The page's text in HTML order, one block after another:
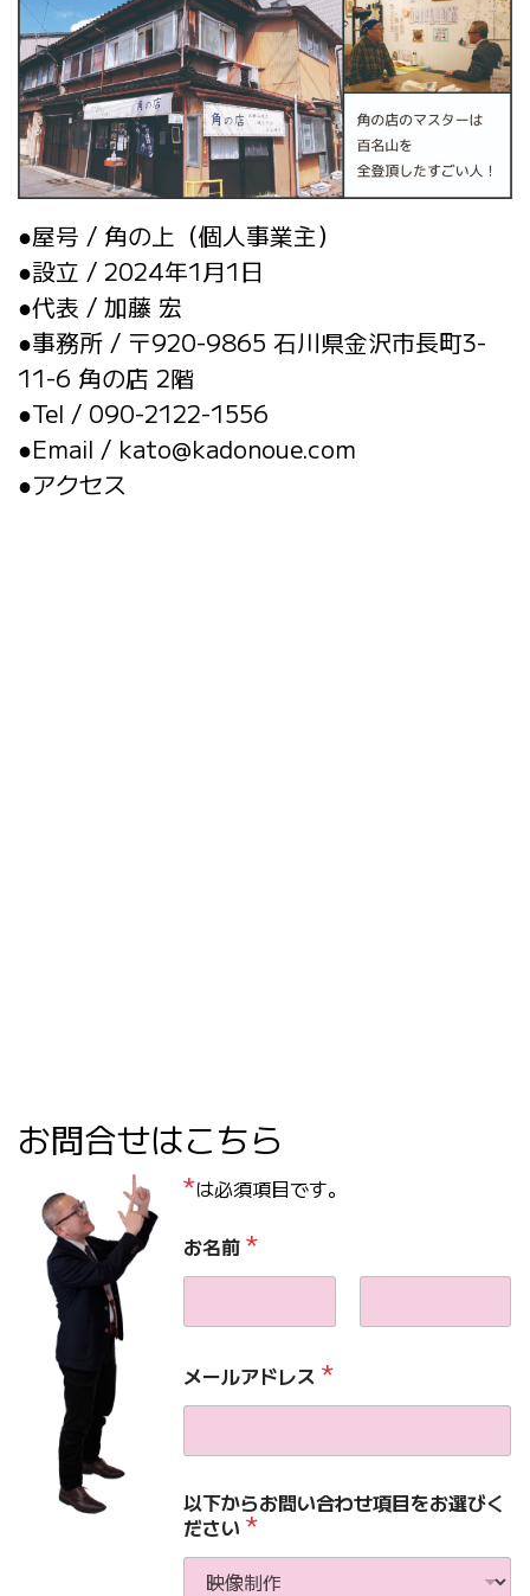
●屋号 / 角の上（個人事業主）
●設立 / 2024年1月1日
●代表 / 加藤 宏
●事務所 / 〒920-9865 石川県金沢市長町3-
11-6 角の店 2階
●Tel / 090-2122-1556
●Email / kato@kadonoue.com
●アクセス
お問合せはこちら
*は必須項目です。
お名前 *
名 姓
メールアドレス *
以下からお問い合わせ項目をお選びく
ださい *